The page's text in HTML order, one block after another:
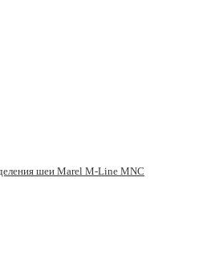
шеи Marel M-Line MNC